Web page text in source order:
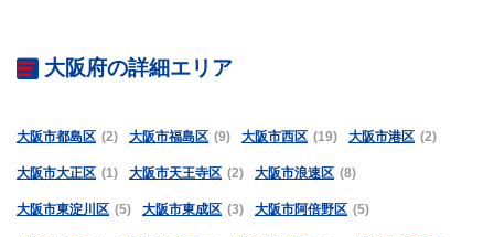
大阪府の詳細エリア
大阪市都島区 (2) 大阪市福島区 (9) 大阪市西区 (19) 大阪市港区 (2)
大阪市大正区 (1) 大阪市天王寺区 (2) 大阪市浪速区 (8)
大阪市東淀川区 (5) 大阪市東成区 (3) 大阪市阿倍野区 (5)